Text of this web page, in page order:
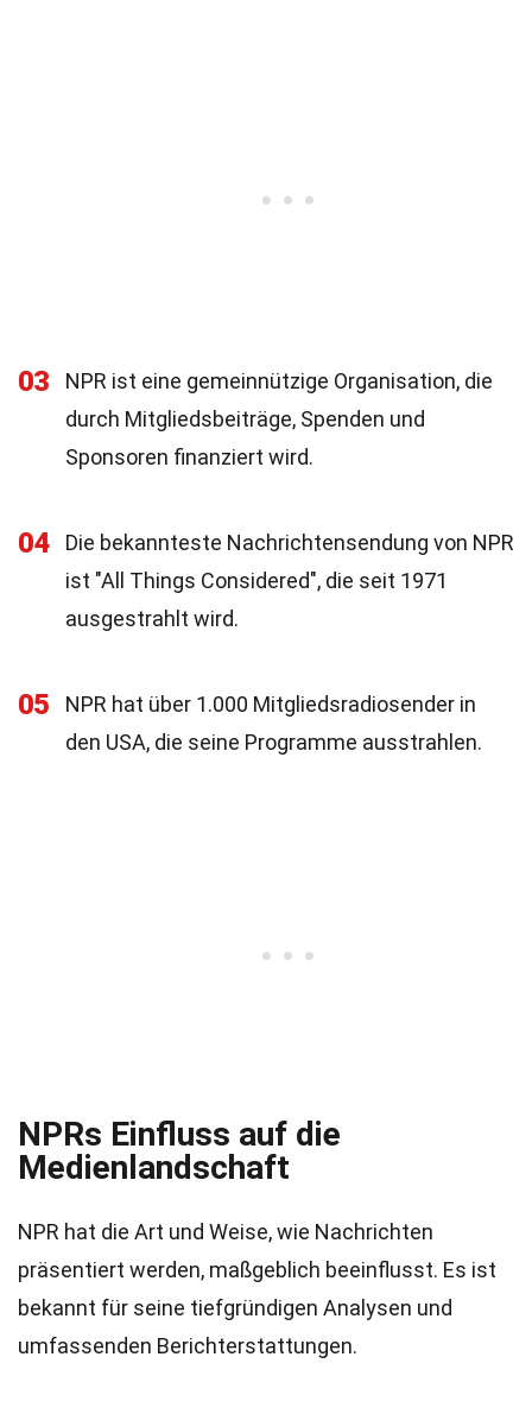
03
NPR ist eine gemeinnützige Organisation, die
durch Mitgliedsbeiträge, Spenden und
Sponsoren finanziert wird.
04
Die bekannteste Nachrichtensendung von NPR
ist "All Things Considered", die seit 1971
ausgestrahlt wird.
05
NPR hat über 1.000 Mitgliedsradiosender in
den USA, die seine Programme ausstrahlen.
NPRs Einfluss auf die
Medienlandschaft
NPR hat die Art und Weise, wie Nachrichten
präsentiert werden, maßgeblich beeinflusst. Es ist
bekannt für seine tiefgründigen Analysen und
umfassenden Berichterstattungen.